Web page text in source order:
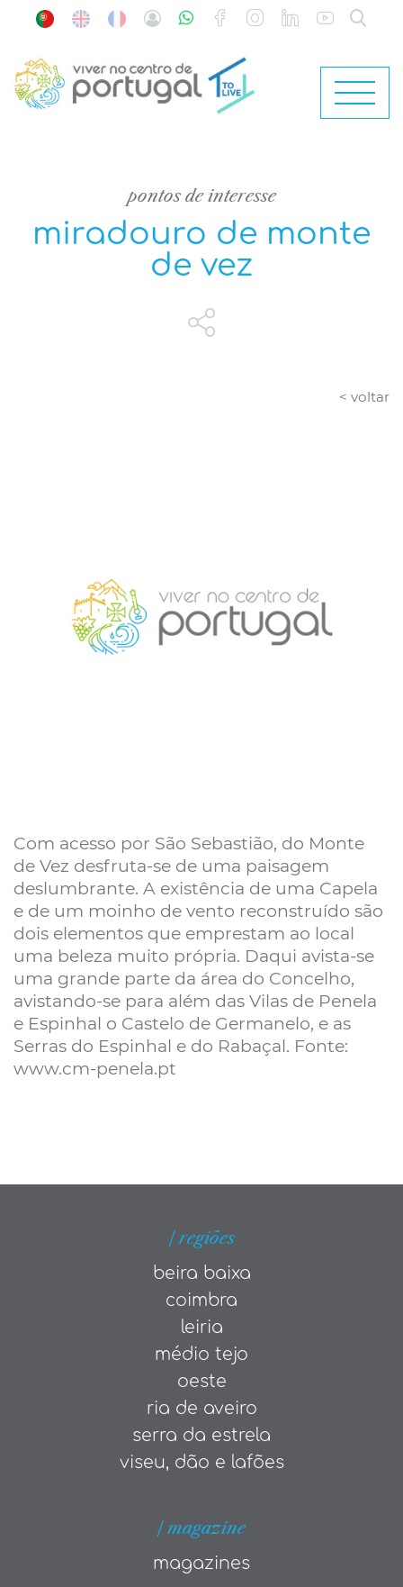
pontos de interesse
miradouro de monte
de vez
< voltar
Com acesso por São Sebastião, do Monte
de Vez desfruta-se de uma paisagem
deslumbrante. A existência de uma Capela
e de um moinho de vento reconstruído são
dois elementos que emprestam ao local
uma beleza muito própria. Daqui avista-se
uma grande parte da área do Concelho,
avistando-se para além das Vilas de Penela
e Espinhal o Castelo de Germanelo, e as
Serras do Espinhal e do Rabaçal. Fonte:
www.cm-penela.pt
| regiões
beira baixa
coimbra
leiria
médio tejo
oeste
ria de aveiro
serra da estrela
viseu, dão e lafões
| magazine
magazines